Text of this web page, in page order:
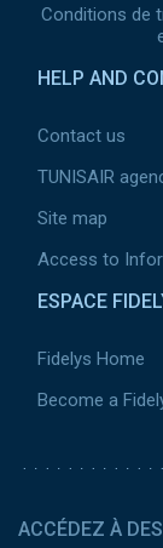
Conditions de
HELP AND
Contact us
TUNISAIR
Site map
Access to
ESPACE
Fidelys Home
Become a
ACCÉDEZ À